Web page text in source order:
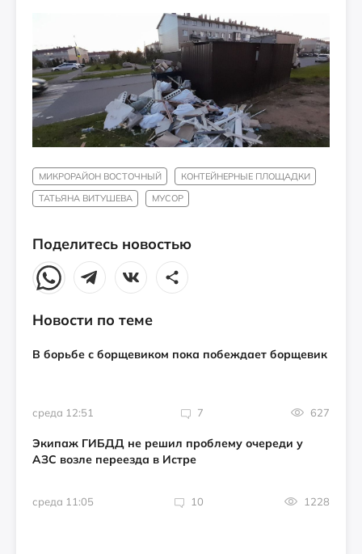
МИКРОРАЙОН ВОСТОЧНЫЙ
КОНТЕЙНЕРНЫЕ ПЛОЩАДКИ
ТАТЬЯНА ВИТУШЕВА
МУСОР
Поделитесь новостью
Новости по теме
В борьбе с борщевиком пока побеждает борщевик
среда 12:51 7 627
Экипаж ГИБДД не решил проблему очереди у
АЗС возле переезда в Истре
среда 11:05 10 1228